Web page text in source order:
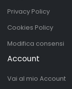
Privacy Policy
Cookies Policy
Modifica consensi
Account
Vai al mio Account